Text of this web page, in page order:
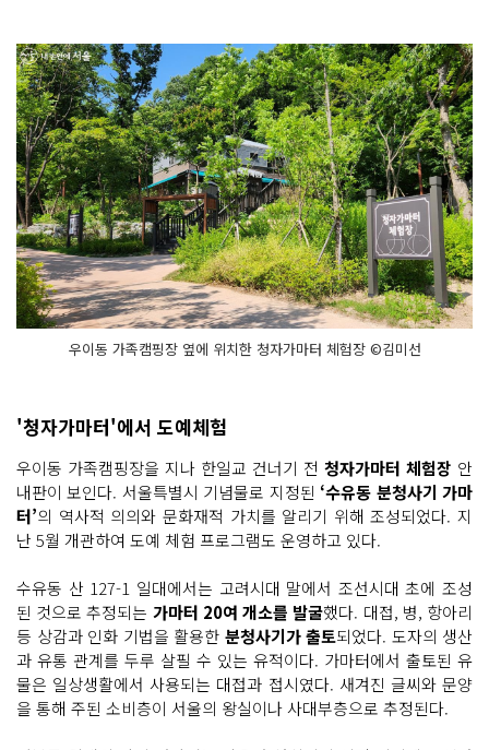
우이동 가족캠핑장 옆에 위치한 청자가마터 체험장 ©김미선
'청자가마터'에서 도예체험
우이동 가족캠핑장을 지나 한일교 건너기 전 청자가마터 체험장 안
내판이 보인다. 서울특별시 기념물로 지정된 ‘수유동 분청사기 가마
터’의 역사적 의의와 문화재적 가치를 알리기 위해 조성되었다. 지
난 5월 개관하여 도예 체험 프로그램도 운영하고 있다.
수유동 산 127-1 일대에서는 고려시대 말에서 조선시대 초에 조성
된 것으로 추정되는 가마터 20여 개소를 발굴했다. 대접, 병, 항아리
등 상감과 인화 기법을 활용한 분청사기가 출토되었다. 도자의 생산
과 유통 관계를 두루 살필 수 있는 유적이다. 가마터에서 출토된 유
물은 일상생활에서 사용되는 대접과 접시였다. 새겨진 글씨와 문양
을 통해 주된 소비층이 서울의 왕실이나 사대부층으로 추정된다.